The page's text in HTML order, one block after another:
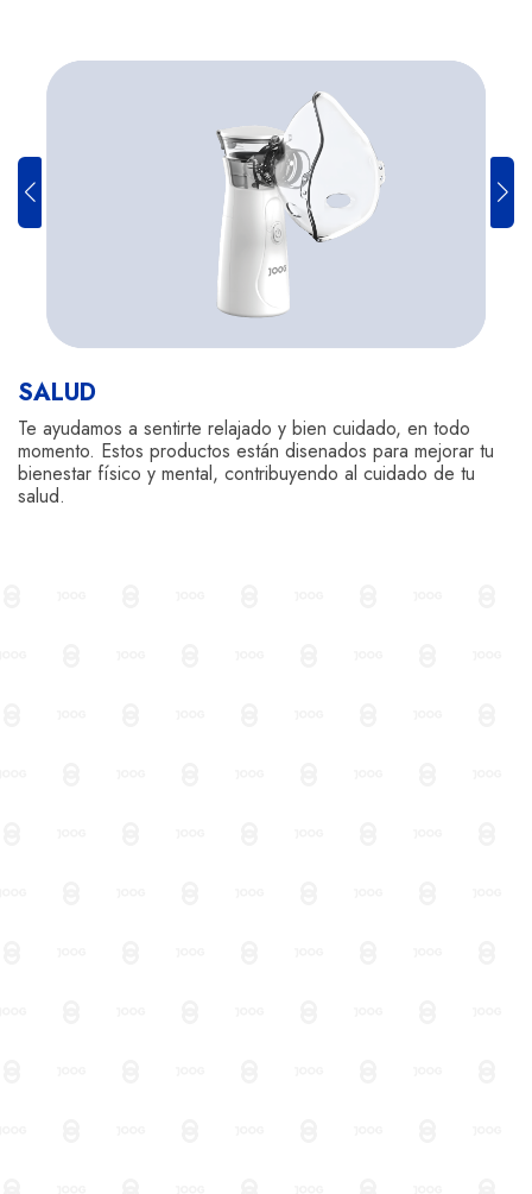
SALUD
Te ayudamos a sentirte relajado y bien cuidado, en todo
momento. Estos productos están disenados para mejorar tu
bienestar físico y mental, contribuyendo al cuidado de tu
salud.